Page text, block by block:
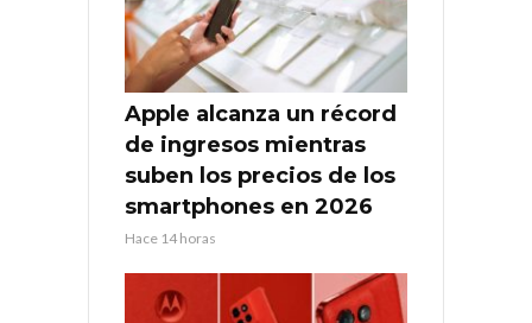
Apple alcanza un récord
de ingresos mientras
suben los precios de los
smartphones en 2026
Hace 14 horas